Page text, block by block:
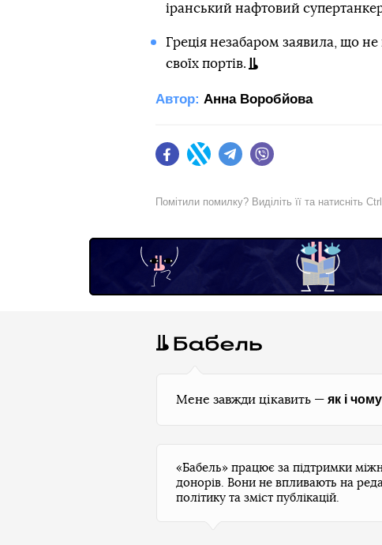
іранський нафтовий
Греція незабаром заявила, що
своїх портів.
Автор: Анна Воробйова
FacebookTwitter Telegram
Помітили помилку? Виділіть її та натисніть Ctrl
Мене завжди цікавить — як і чому
«Бабель» працює за підтримки
донорів. Вони не впливають на
політику та зміст публікацій.